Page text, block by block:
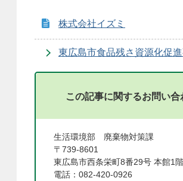
株式会社イズミ
東広島市食品残さ資源化促
この記事に関するお問い合
生活環境部 廃棄物対策課
〒739-8601
東広島市西条栄町8番29号 本館1階
電話：082-420-0926